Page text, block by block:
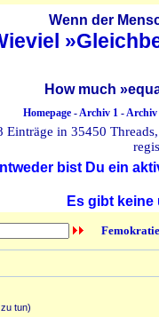
Wenn der
How much
Homepage-Archiv 1-Archiv
Einträge in 35450
bist Du ein
Es gibt
tun)